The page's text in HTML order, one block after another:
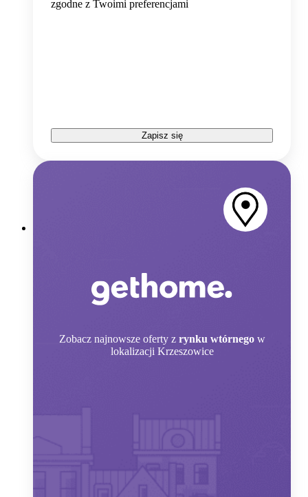
zgodne z Twoimi preferencjami
Zapisz się
Zobacz najnowsze oferty z rynku wtórnego w
lokalizacji Krzeszowice